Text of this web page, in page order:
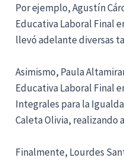
Por ejemplo, Agustín
Educativa Laboral Final
llevó adelante diversas
Asimismo, Paula
Educativa Laboral Final
Integrales para la
Caleta Olivia, realizando
Finalmente, Lourdes